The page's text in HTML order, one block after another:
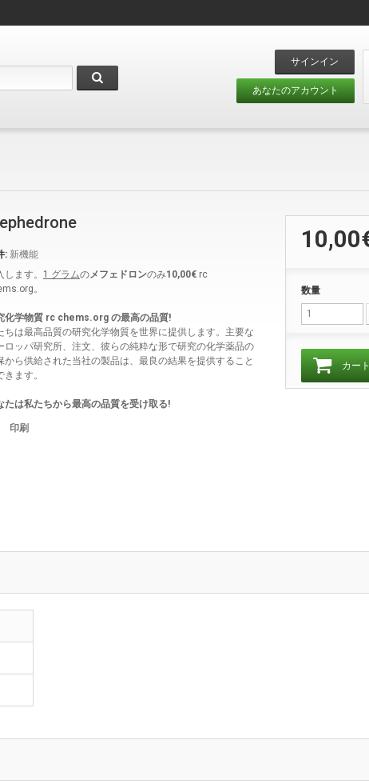
サインイン
あなたのアカウント
: 新機能
します。 1 グラムのメフェドロンのみ10,00€ rc
。
化学物質 rc chems.org の最高の品質!
ちは最高品質の研究化学物質を世界に提供します。主要な
ロッパ研究所、注文、彼らの純粋な形で研究の化学薬品の
から供給された当社の製品は、最良の結果を提供すること
きます。
たは私たちから最高の品質を受け取る!
印刷
数量
カー